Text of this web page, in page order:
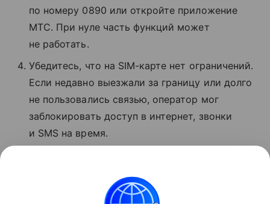
по номеру 0890 или откройте приложение
МТС. При нуле часть функций может
не работать.
Убедитесь, что на SIM-карте нет ограничений.
Если недавно выезжали за границу или долго
не пользовались связью, оператор мог
заблокировать доступ в интернет, звонки
и SMS на время.
и сообщите о проблеме.